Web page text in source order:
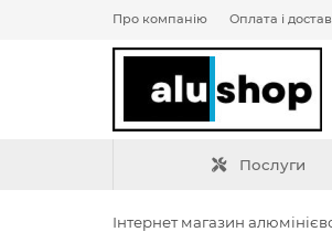
Про компанію Оплата і
Послуги
Інтернет магазин